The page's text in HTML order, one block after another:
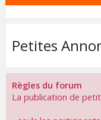
Petites
Règles du forum
La publication de